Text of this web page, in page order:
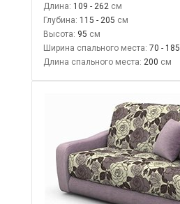
Длина: 109 - 262
Глубина: 115 - 205
Высота: 95
Ширина спального места: 70 - 185
Длина спального места: 200